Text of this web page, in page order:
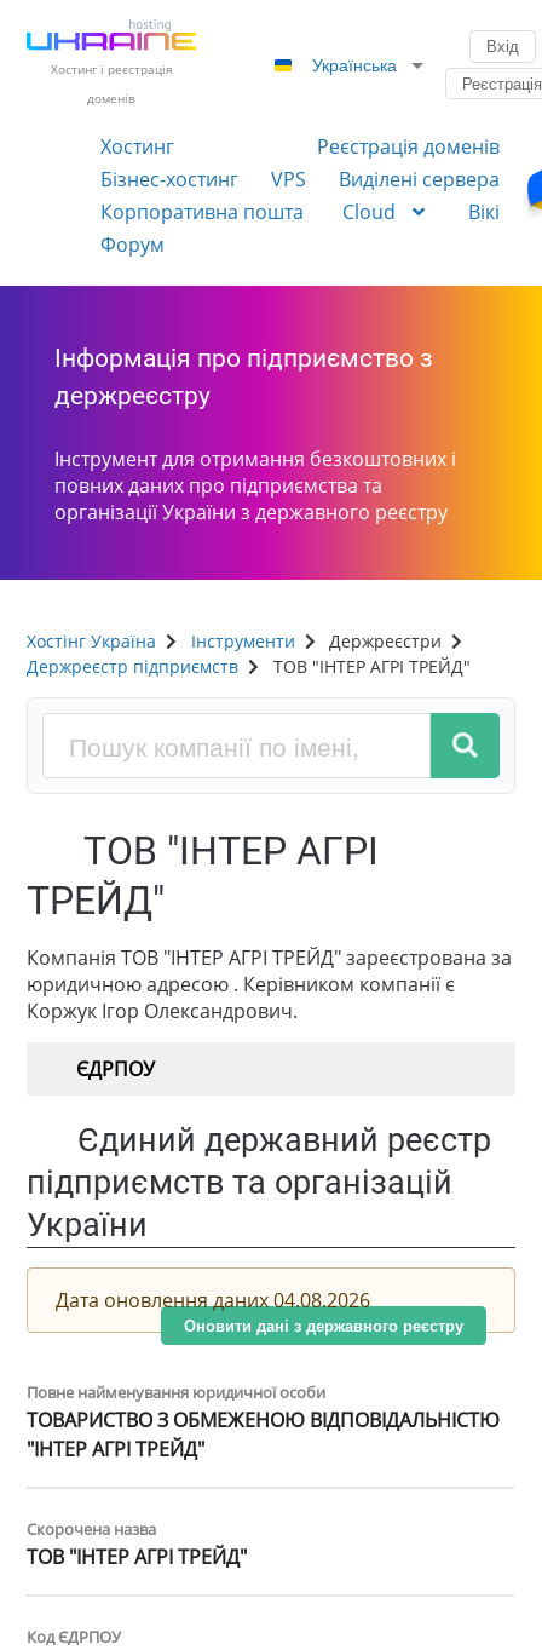
Хостинг і реєстрація
доменів
Українська
Вхід
Реєстрація
Хостинг
Реєстрація доменів
Бізнес-хостинг
VPS
Виділені сервера
Корпоративна пошта
Cloud
Вікі
Форум
Інформація про підприємство з
держреєстру
Інструмент для отримання безкоштовних і
повних даних про підприємства та
організації України з державного реєстру
Хостінг Україна Інструменти
Держреєстри
Держреєстр підприємств
ТОВ "ІНТЕР АГРІ ТРЕЙД"
ТОВ "ІНТЕР АГРІ
ТРЕЙД"
Компанія ТОВ "ІНТЕР АГРІ ТРЕЙД" зареєстрована за
юридичною адресою . Керівником компанії є
Коржук Ігор Олександрович.
ЄДРПОУ
Єдиний державний реєстр
підприємств та організацій
України
Дата оновлення даних 04.08.2026
Оновити дані з державного реєстру
Повне найменування юридичної особи
ТОВАРИСТВО З ОБМЕЖЕНОЮ ВІДПОВІДАЛЬНІСТЮ
"ІНТЕР АГРІ ТРЕЙД"
Скорочена назва
ТОВ "ІНТЕР АГРІ ТРЕЙД"
Код ЄДРПОУ